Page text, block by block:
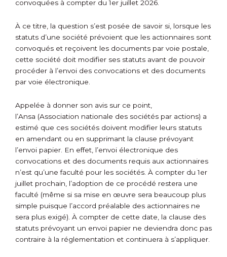
convoquées à compter du 1er juillet 2026.
À ce titre, la question s’est posée de savoir si, lorsque les
statuts d’une société prévoient que les actionnaires sont
convoqués et reçoivent les documents par voie postale,
cette société doit modifier ses statuts avant de pouvoir
procéder à l’envoi des convocations et des documents
par voie électronique.
Appelée à donner son avis sur ce point,
l’Ansa (Association nationale des sociétés par actions) a
estimé que ces sociétés doivent modifier leurs statuts
en amendant ou en supprimant la clause prévoyant
l’envoi papier. En effet, l’envoi électronique des
convocations et des documents requis aux actionnaires
n’est qu’une faculté pour les sociétés. À compter du 1er
juillet prochain, l’adoption de ce procédé restera une
faculté (même si sa mise en œuvre sera beaucoup plus
simple puisque l’accord préalable des actionnaires ne
sera plus exigé). À compter de cette date, la clause des
statuts prévoyant un envoi papier ne deviendra donc pas
contraire à la réglementation et continuera à s’appliquer.